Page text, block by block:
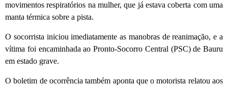
movimentos respiratórios na mulher, que já estava coberta com uma
manta térmica sobre a pista.
O socorrista iniciou imediatamente as manobras de reanimação, e a
vítima foi encaminhada ao Pronto-Socorro Central (PSC) de Bauru
em estado grave.
O boletim de ocorrência também aponta que o motorista relatou aos